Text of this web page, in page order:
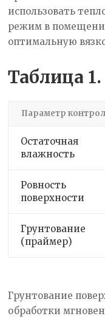
использовать
режим в помещении
оптимальную
Таблица
Параметр
Остаточная
влажность
Ровность
поверхности
Грунтование
(праймер)
Грунтование
обработки